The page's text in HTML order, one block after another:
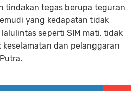
tindakan tegas berupa teguran
yang kedapatan tidak
seperti SIM mati, tidak
dan pelanggaran